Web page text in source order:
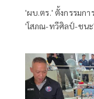
'ผบ.ตร.' ตั้งกรรมก
'โสภณ-ทวีศิลป์-ชน